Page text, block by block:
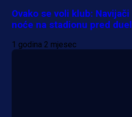
Ovako se voli klub:
noće na stadionu pred
1 godina 2 mjesec